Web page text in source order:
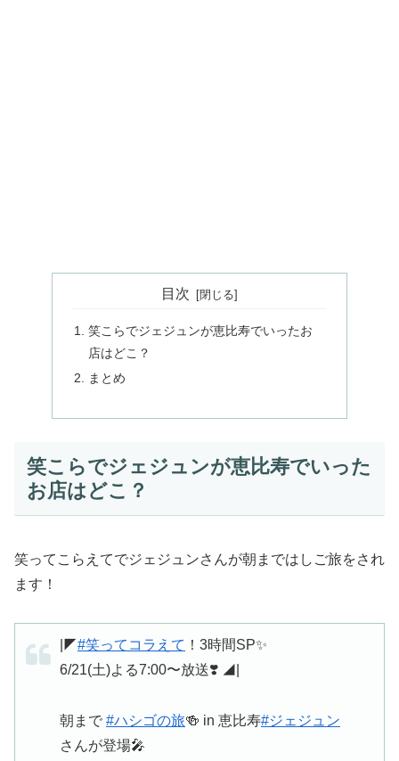
目次
笑こらでジェジュンが恵比寿でいったお
店はどこ？
まとめ
笑こらでジェジュンが恵比寿でいった
お店はどこ？
笑ってこらえてでジェジュンさんが朝まではしご旅をされ
ます！
|◤#笑ってコラえて ！3時間SP✨
6/21(土)よる7:00〜放送❣️ ◢|
朝まで #ハシゴの旅🍻 in 恵比寿#ジェジュン
さんが登場🎤